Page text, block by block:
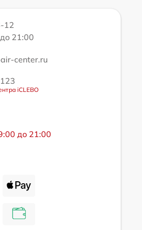
12
21:00
center.ru
iCLEBO
до 21:00